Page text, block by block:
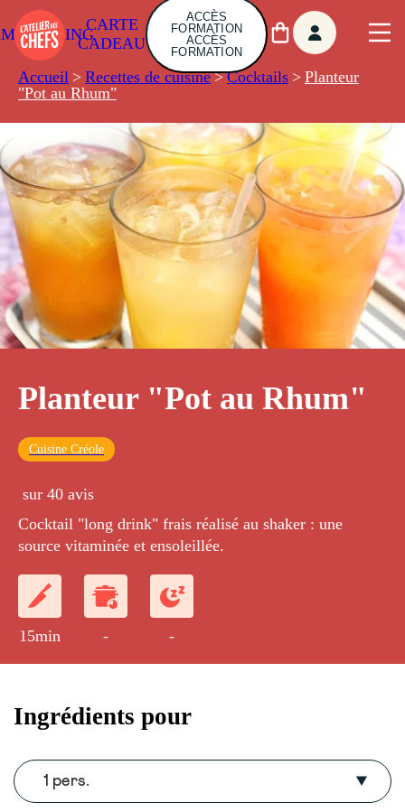
CARTE
CADEAU
ACCÈS
FORMATION
ACCÈS
FORMATION
Accueil > Recettes de cuisine > Cocktails > Planteur
"Pot au Rhum"
Planteur "Pot au Rhum"
Cuisine Créole
sur 40 avis
Cocktail "long drink" frais réalisé au shaker : une
source vitaminée et ensoleillée.
15min - -
Ingrédients pour
1 pers.